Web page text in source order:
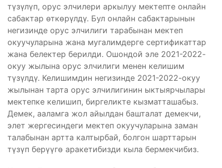
түзүлүп, орус элчилери аркылуу мектепте онлайн
сабактар өткөрүлдү. Бул онлайн сабактарынын
негизинде орус элчилиги тарабынан мектеп
окуучуларына жана мугалимдерге сертификаттар
жана белектер берилди. Ошондой эле 2021-2022-
окуу жылына орус элчилиги менен келишим
түзүлдү. Келишимдин негизинде 2021-2022-окуу
жылынан тарта орус элчилигинин ыктыярчылары
мектепке келишип, биргеликте кызматташабыз.
Демек, ааламга жол айылдан башталат демекчи,
элет жергесиндеги мектеп окуучуларына заман
талабынан артта калтырбай, болгон шарттарын
түзүп берүүгө аракетибизди кыла бермекчибиз.